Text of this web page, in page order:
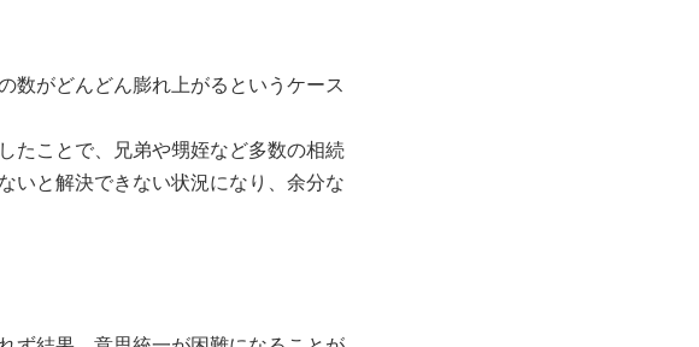
数がどんどん膨れ上がるというケース
たことで、兄弟や甥姪など多数の相続
いと解決できない状況になり、余分な